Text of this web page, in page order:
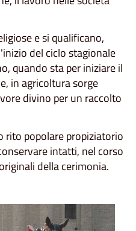
e si qualificano,
del ciclo stagionale
quando sta per iniziare il
in agricoltura sorge
divino per un raccolto
rito popolare propiziatorio
intatti, nel corso
della cerimonia.